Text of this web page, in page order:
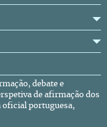
debate e
de afirmação dos
oficial portuguesa,